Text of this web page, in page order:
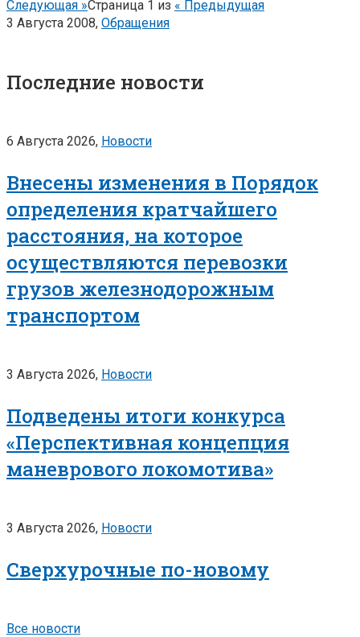
Следующая »Страница 1 из « Предыдущая
3 Августа 2008, Обращения
Последние новости
6 Августа 2026, Новости
Внесены изменения в Порядок
определения кратчайшего
расстояния, на которое
осуществляются перевозки
грузов железнодорожным
транспортом
3 Августа 2026, Новости
Подведены итоги конкурса
«Перспективная концепция
маневрового локомотива»
3 Августа 2026, Новости
Сверхурочные по-новому
Все новости